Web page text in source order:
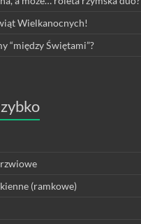
Wielkanocnych!
“między Świętami”?
(ramkowe)